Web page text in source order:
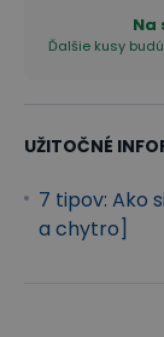
Na
Ďalšie kusy
UŽITOČNÉ
7 tipov: Ako
a chytro]